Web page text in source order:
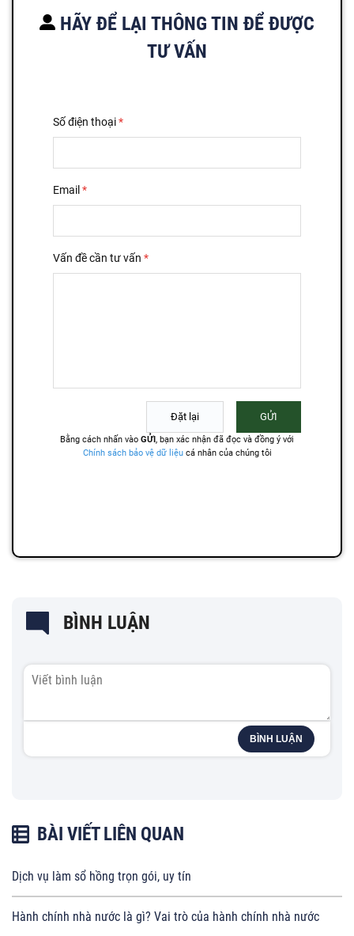
HÃY ĐỂ LẠI THÔNG TIN ĐỂ ĐƯỢC
TƯ VẤN
BÌNH LUẬN
BÌNH LUẬN
BÀI VIẾT LIÊN QUAN
Dịch vụ làm sổ hồng trọn gói, uy tín
Hành chính nhà nước là gì? Vai trò của hành chính nhà nước